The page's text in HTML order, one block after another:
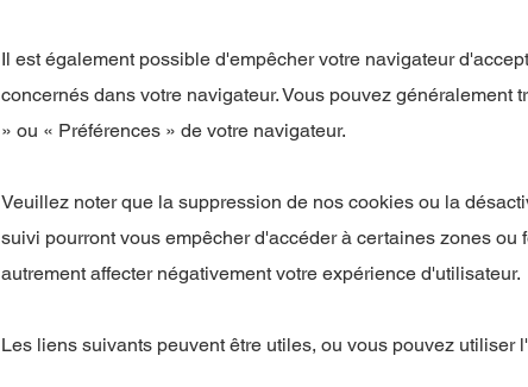
Il est également possible d'empêcher votre navigateur
concernés dans votre navigateur. Vous pouvez généralement
» ou « Préférences » de votre navigateur.
Veuillez noter que la suppression de nos cookies ou la
suivi pourront vous empêcher d'accéder à certaines zones
autrement affecter négativement votre expérience d'utilisateur.
Les liens suivants peuvent être utiles, ou vous pouvez utiliser